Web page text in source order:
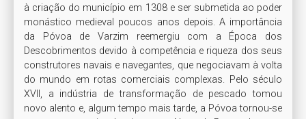
à criação do município em 1308 e ser submetida ao poder
monástico medieval poucos anos depois. A importância
da Póvoa de Varzim reemergiu com a Época dos
Descobrimentos devido à competência e riqueza dos seus
construtores navais e navegantes, que negociavam à volta
do mundo em rotas comerciais complexas. Pelo século
XVII, a indústria de transformação de pescado tomou
novo alento e, algum tempo mais tarde, a Póvoa tornou-se